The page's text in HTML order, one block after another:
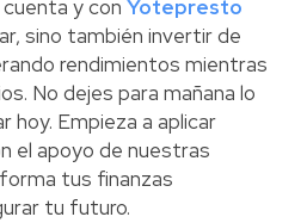
y con Yotepresto
sino también invertir de
rendimientos mientras
No dejes para mañana lo
hoy. Empieza a aplicar
el apoyo de nuestras
tus finanzas
tu futuro.